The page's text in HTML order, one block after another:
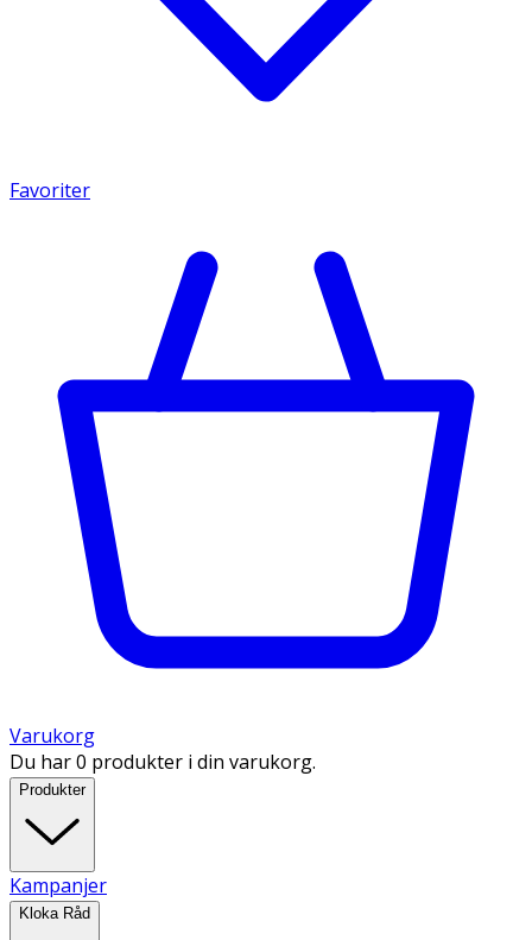
Favoriter
Varukorg
Du har 0 produkter i din varukorg.
Produkter
Kampanjer
Kloka Råd